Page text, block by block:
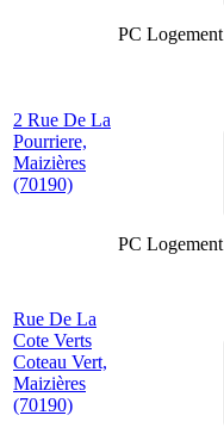
PC Logement
2 Rue De La
Pourriere,
Maizières
(70190)
PC Logement
Rue De La
Cote Verts
Coteau Vert,
Maizières
(70190)